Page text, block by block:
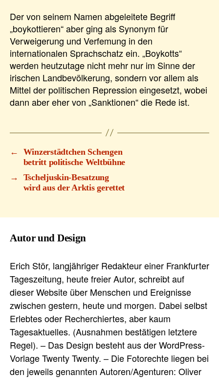
Der von seinem Namen abgeleitete Begriff
„boykottieren“ aber ging als Synonym für
Verweigerung und Verfemung in den
internationalen Sprachschatz ein. „Boykotts“
werden heutzutage nicht mehr nur im Sinne der
irischen Landbevölkerung, sondern vor allem als
Mittel der politischen Repression eingesetzt, wobei
dann aber eher von „Sanktionen“ die Rede ist.
←
Winzerstädtchen Schengen
betritt politische Weltbühne
→
Tscheljuskin-Besatzung
wird aus der Arktis gerettet
Autor und Design
Erich Stör, langjähriger Redakteur einer Frankfurter
Tageszeitung, heute freier Autor, schreibt auf
dieser Website über Menschen und Ereignisse
zwischen gestern, heute und morgen. Dabei selbst
Erlebtes oder Recherchiertes, aber kaum
Tagesaktuelles. (Ausnahmen bestätigen letztere
Regel). – Das Design besteht aus der WordPress-
Vorlage Twenty Twenty. – Die Fotorechte liegen bei
den jeweils genannten Autoren/Agenturen: Oliver